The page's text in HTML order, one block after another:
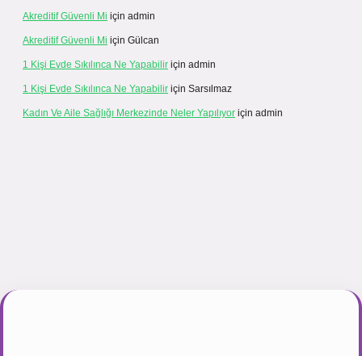
Akreditif Güvenli Mi için admin
Akreditif Güvenli Mi için Gülcan
1 Kişi Evde Sıkılınca Ne Yapabilir için admin
1 Kişi Evde Sıkılınca Ne Yapabilir için Sarsılmaz
Kadın Ve Aile Sağlığı Merkezinde Neler Yapılıyor için admin